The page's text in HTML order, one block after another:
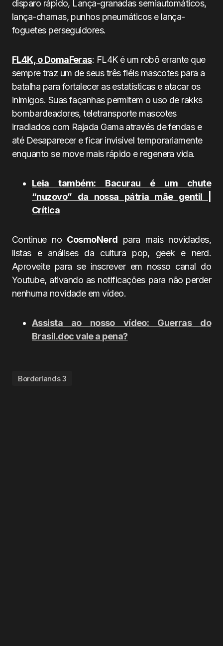
disparo rápido, Lança-granadas semiautomáticos,
lança-chamas, punhos pneumáticos e lança-
foguetes perseguidores.
FL4K, o DomaFeras: FL4K é um robô errante que
sempre traz um de seus três fiéis mascotes para a
batalha para fortalecer as estatísticas e atacar os
inimigos. Suas façanhas permitem o uso de rakks
bombardeadores, teletransporte mascotes
irradiados com Rajada Gama através de fendas e
até Desaparecer e ficar invisível temporariamente
enquanto se move mais rápido e regenera vida.
Leia também: Bacurau é um chute
“nuzovo” da nossa pátria mãe gentil |
Crítica
Continue no CosmoNerd para mais novidades,
listas e análises da cultura pop, geek e nerd.
Aproveite para se inscrever em nosso canal do
Youtube, ativando as notificações para não perder
nenhuma novidade em vídeo.
Assista ao nosso vídeo: Guerras do
Brasil.doc vale a pena?
Borderlands 3